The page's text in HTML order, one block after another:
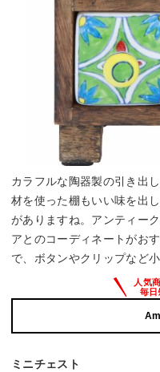
カラフルな陶器製の引き出
材を使った棚もいい味を出
がありますね。アンティー
アとのコーディネートがお
で、ボタンやクリップなど
ミニチェスト